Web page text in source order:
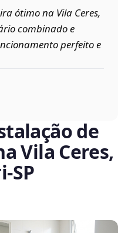
ótimo na Vila Ceres,
combinado e
perfeito e
de
Vila Ceres,